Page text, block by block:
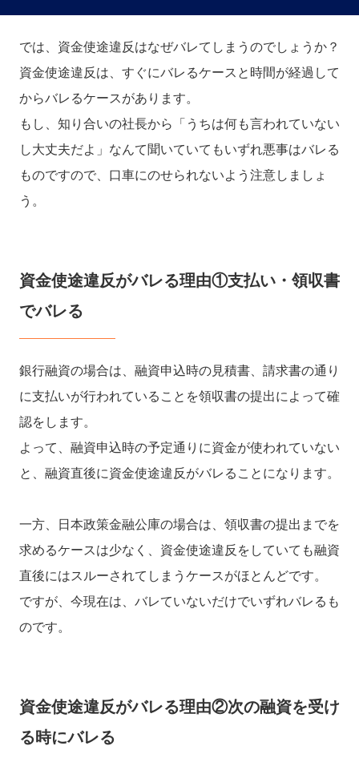
では、資金使途違反はなぜバレてしまうのでしょうか？
資金使途違反は、すぐにバレるケースと時間が経過して
からバレるケースがあります。
もし、知り合いの社長から「うちは何も言われていない
し大丈夫だよ」なんて聞いていてもいずれ悪事はバレる
ものですので、口車にのせられないよう注意しましょ
う。
資金使途違反がバレる理由①支払い・領収書
でバレる
銀行融資の場合は、融資申込時の見積書、請求書の通り
に支払いが行われていることを領収書の提出によって確
認をします。
よって、融資申込時の予定通りに資金が使われていない
と、融資直後に資金使途違反がバレることになります。
一方、日本政策金融公庫の場合は、領収書の提出までを
求めるケースは少なく、資金使途違反をしていても融資
直後にはスルーされてしまうケースがほとんどです。
ですが、今現在は、バレていないだけでいずれバレるも
のです。
資金使途違反がバレる理由②次の融資を受け
る時にバレる